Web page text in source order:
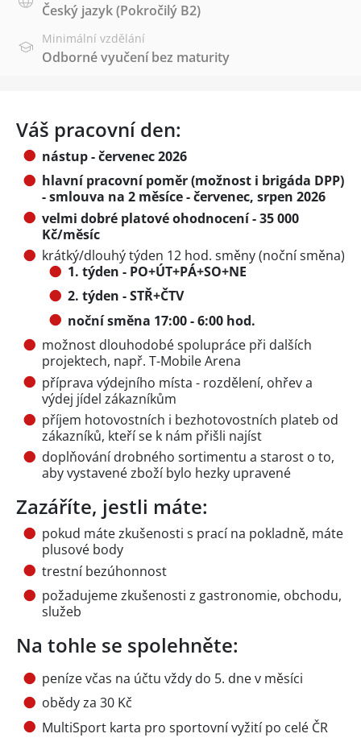
Český jazyk(Pokročilý B2)
Minimální vzdělání
Odborné vyučení bez maturity
Váš pracovní den:
nástup - červenec 2026
hlavní pracovní poměr (možnost i brigáda DPP)
- smlouva na 2 měsíce - červenec, srpen 2026
velmi dobré platové ohodnocení - 35 000
Kč/měsíc
krátký/dlouhý týden 12 hod. směny (noční směna)
1. týden - PO+ÚT+PÁ+SO+NE
2. týden - STŘ+ČTV
noční směna 17:00 - 6:00 hod.
možnost dlouhodobé spolupráce při dalších
projektech, např. T-Mobile Arena
příprava výdejního místa - rozdělení, ohřev a
výdej jídel zákazníkům
příjem hotovostních i bezhotovostních plateb od
zákazníků, kteří se k nám přišli najíst
doplňování drobného sortimentu a starost o to,
aby vystavené zboží bylo hezky upravené
Zazáříte, jestli máte:
pokud máte zkušenosti s prací na pokladně, máte
plusové body
trestní bezúhonnost
požadujeme zkušenosti z gastronomie, obchodu,
služeb
Na tohle se spolehněte:
peníze včas na účtu vždy do 5. dne v měsíci
obědy za 30 Kč
MultiSport karta pro sportovní vyžití po celé ČR